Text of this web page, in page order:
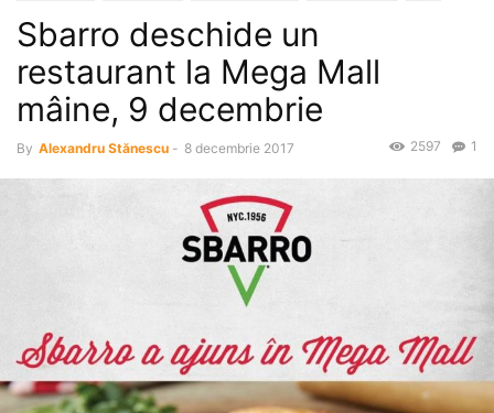
Sbarro deschide un
restaurant la Mega Mall
mâine, 9 decembrie
By Alexandru Stănescu - 8 decembrie 2017 1
2597